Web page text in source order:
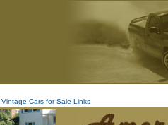
Vintage Cars for Sale Links